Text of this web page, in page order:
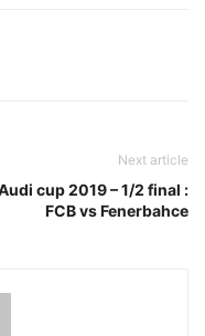
Next article
cup 2019 – 1/2 final :
FCB vs Fenerbahce